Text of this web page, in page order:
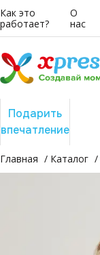
Как это
работает?
О
нас
Подарить
впечатление
Главная Каталог